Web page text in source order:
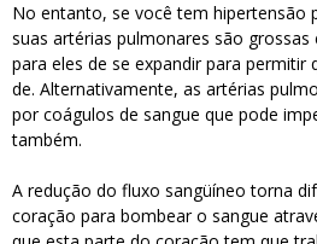
No entanto, se você tem hipertensão
suas artérias pulmonares são
para eles de se expandir para permitir
de. Alternativamente, as artérias
por coágulos de sangue que pode
também.
A redução do fluxo sangüíneo torna
coração para bombear o sangue